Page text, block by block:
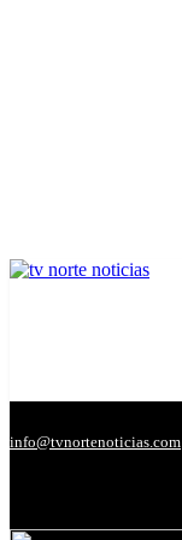
info@tvnortenoticias.com